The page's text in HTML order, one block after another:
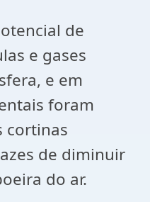
de
e gases
e em
foram
cortinas
de diminuir
do ar.